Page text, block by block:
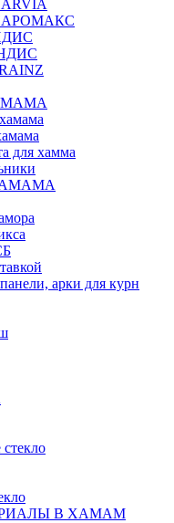
ПАРОМАКС
для хамма
арки для курн
В ХАМАМ